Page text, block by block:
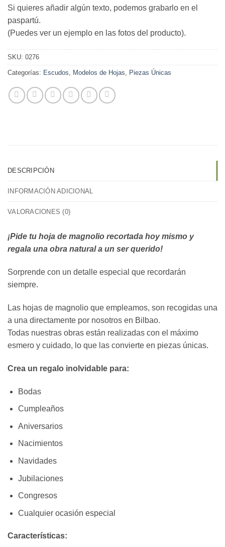
Si quieres añadir algún texto, podemos grabarlo en el
paspartú.
(Puedes ver un ejemplo en las fotos del producto).
SKU: 0276
Categorías: Escudos, Modelos de Hojas, Piezas Únicas
DESCRIPCIÓN
INFORMACIÓN ADICIONAL
VALORACIONES (0)
¡Pide tu hoja de magnolio recortada hoy mismo y
regala una obra natural a un ser querido!
Sorprende con un detalle especial que recordarán
siempre.
Las hojas de magnolio que empleamos, son recogidas una
a una directamente por nosotros en Bilbao.
Todas nuestras obras están realizadas con el máximo
esmero y cuidado, lo que las convierte en piezas únicas.
Crea un regalo inolvidable para:
Bodas
Cumpleaños
Aniversarios
Nacimientos
Navidades
Jubilaciones
Congresos
Cualquier ocasión especial
Características: